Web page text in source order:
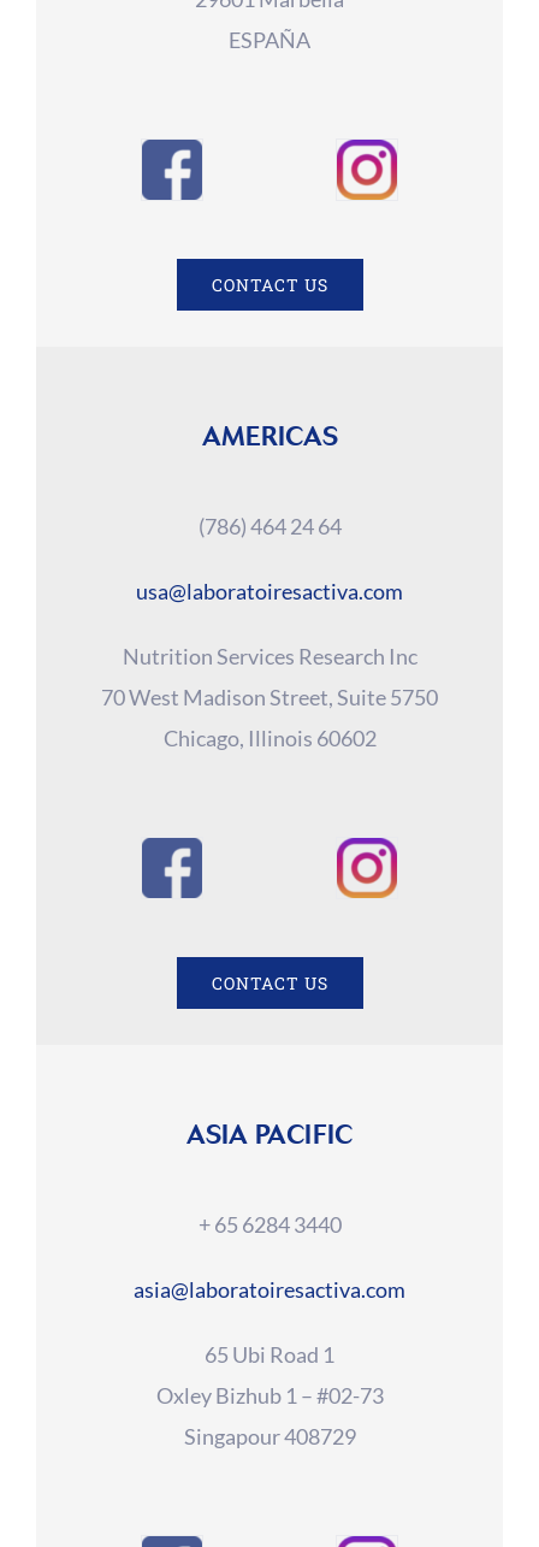
ESPAÑA
CONTACT US
AMERICAS
(786) 464 24 64
usa@laboratoiresactiva.com
Nutrition Services Research Inc
70 West Madison Street, Suite 5750
Chicago, Illinois 60602
CONTACT US
ASIA PACIFIC
+ 65 6284 3440
asia@laboratoiresactiva.com
65 Ubi Road 1
Oxley Bizhub 1 – #02-73
Singapour 408729